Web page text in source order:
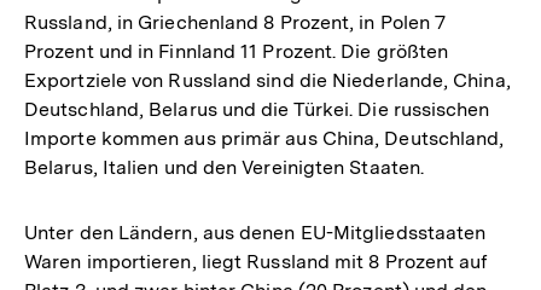
Russland, in Griechenland 8 Prozent, in Polen 7
Prozent und in Finnland 11 Prozent. Die größten
Exportziele von Russland sind die Niederlande, China,
Deutschland, Belarus und die Türkei. Die russischen
Importe kommen aus primär aus China, Deutschland,
Belarus, Italien und den Vereinigten Staaten.
Unter den Ländern, aus denen EU-Mitgliedsstaaten
Waren importieren, liegt Russland mit 8 Prozent auf